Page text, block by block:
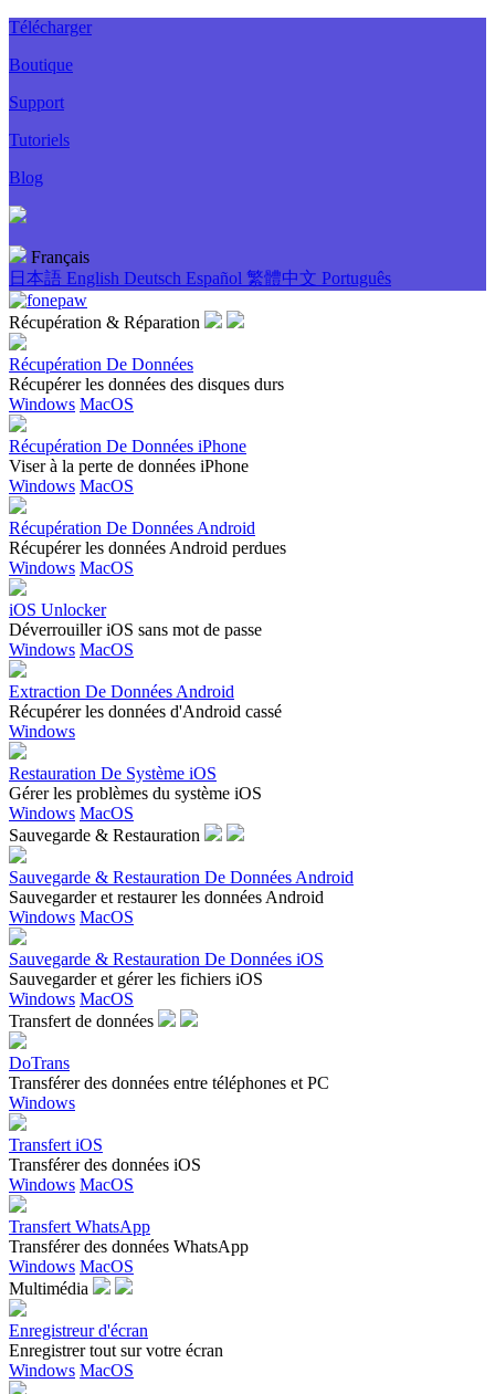
Télécharger
Boutique
Support
Tutoriels
Blog
Français
日本語 English Deutsch Español 繁體中文 Português
Récupération & Réparation
Récupération De Données
Récupérer les données des disques durs
Windows MacOS
Récupération De Données iPhone
Viser à la perte de données iPhone
Windows MacOS
Récupération De Données Android
Récupérer les données Android perdues
Windows MacOS
iOS Unlocker
Déverrouiller iOS sans mot de passe
Windows MacOS
Extraction De Données Android
Récupérer les données d'Android cassé
Windows
Restauration De Système iOS
Gérer les problèmes du système iOS
Windows MacOS
Sauvegarde & Restauration
Sauvegarde & Restauration De Données Android
Sauvegarder et restaurer les données Android
Windows MacOS
Sauvegarde & Restauration De Données iOS
Sauvegarder et gérer les fichiers iOS
Windows MacOS
Transfert de données
DoTrans
Transférer des données entre téléphones et PC
Windows
Transfert iOS
Transférer des données iOS
Windows MacOS
Transfert WhatsApp
Transférer des données WhatsApp
Windows MacOS
Multimédia
Enregistreur d'écran
Enregistrer tout sur votre écran
Windows MacOS